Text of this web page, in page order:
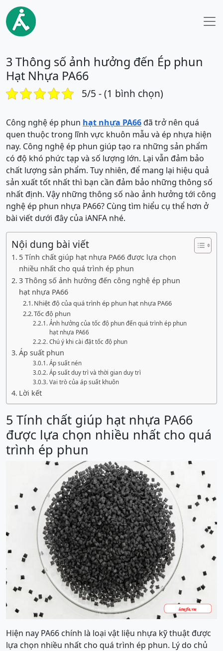
3 Thông số ảnh hưởng đến Ép phun
Hạt Nhựa PA66
5/5 - (1 bình chọn)
Công nghệ ép phun hạt nhựa PA66đã trở nên quá
quen thuộc trong lĩnh vực khuôn mẫu và ép nhựa hiện
nay. Công nghệ ép phun giúp tạo ra những sản phẩm
có độ khó phức tạp và số lượng lớn. Lại vẫn đảm bảo
chất lượng sản phẩm. Tuy nhiên, để mang lại hiệu quả
sản xuất tốt nhất thì bạn cần đảm bảo những thông số
nhất định. Vậy những thông số nào ảnh hưởng tới công
nghệ ép phun nhựa PA66? Cùng tìm hiểu cụ thể hơn ở
bài viết dưới đây của iANFA nhé.
Nội dung bài viết
5 Tính chất giúp hạt nhựa PA66 được lựa chọn
nhiều nhất cho quá trình ép phun
3 Thông số ảnh hưởng đến công nghệ ép phun
hạt nhựa PA66
Nhiệt độ của quá trình ép phun hạt nhựa PA66
Tốc độ phun
Ảnh hưởng của tốc độ phun đến quá trình ép phun
hạt nhựa PA66
Chú ý khi cài đặt tốc độ phun
Áp suất phun
Áp suất nén
Áp suất duy trì và thời gian duy trì
Vai trò của áp suất khuôn
Lời kết
5 Tính chất giúp hạt nhựa PA66
được lựa chọn nhiều nhất cho quá
trình ép phun
Hiện nay PA66 chính là loại vật liệu nhựa kỹ thuật được
lựa chọn nhiều nhất cho quá trình ép phun. Lý do chủ